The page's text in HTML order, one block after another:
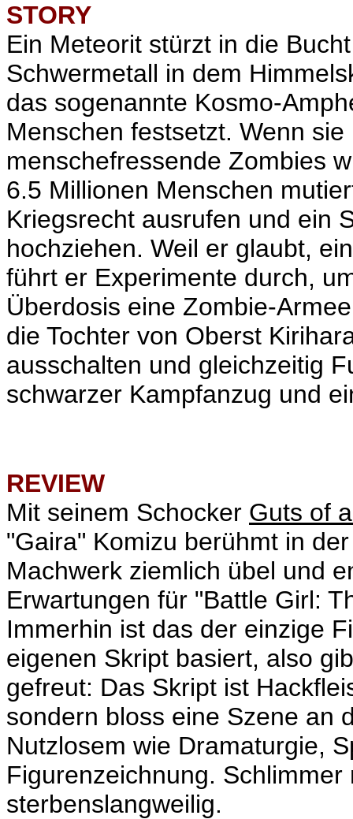
STORY
Ein Meteorit stürzt in die
Schwermetall in dem
das sogenannte Kosmo-
Menschen festsetzt. Wenn
menschefressende Zombies
6.5 Millionen Menschen
Kriegsrecht ausrufen und ein
hochziehen. Weil er glaubt,
führt er Experimente durch,
Überdosis eine Zombie-
die Tochter von Oberst
ausschalten und gleichzeitig
schwarzer Kampfanzug und
REVIEW
Mit seinem Schocker Guts of
"Gaira" Komizu berühmt in
Machwerk ziemlich übel und
Erwartungen für "Battle Girl:
Immerhin ist das der einzige
eigenen Skript basiert, also
gefreut: Das Skript ist
sondern bloss eine Szene an
Nutzlosem wie Dramaturgie,
Figurenzeichnung.
sterbenslangweilig.